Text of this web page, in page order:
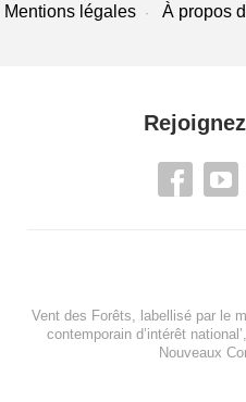
Mentions légales À propos
Vent des Forêts, labellisé par le
contemporain d’intérêt
Nouveaux